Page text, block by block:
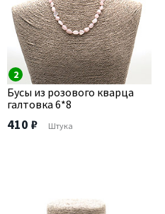
2
Бусы из розового кварца
галтовка 6*8
410 ₽ Штука